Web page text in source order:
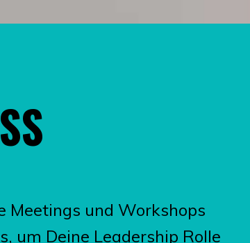
Meetings und Workshops
um Deine Leadership Rolle